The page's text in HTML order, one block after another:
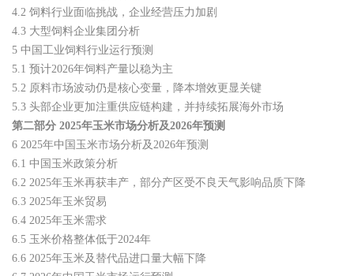
4.2 饲料行业面临挑战，企业经营压力加剧
4.3 大型饲料企业集团分析
5 中国工业饲料行业运行预测
5.1 预计2026年饲料产量以稳为主
5.2 原料市场波动仍是核心变量，降本增效更显关键
5.3 头部企业更加注重供应链构建，并持续拓展海外市场
第二部分 2025年玉米市场分析及2026年预测
6 2025年中国玉米市场分析及2026年预测
6.1 中国玉米政策分析
6.2 2025年玉米再获丰产，部分产区受不良天气影响品质下降
6.3 2025年玉米贸易
6.4 2025年玉米需求
6.5 玉米价格整体低于2024年
6.6 2025年玉米及替代品进口量大幅下降